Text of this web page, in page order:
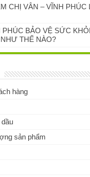
CHỊ VÂN – VĨNH PHÚC
PHÚC BẢO VỆ SỨC
THẾ NÀO?
hàng
sản phẩm